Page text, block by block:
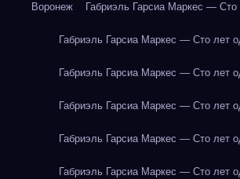
Воронеж Габриэль Гарсиа Маркес — Сто
Габриэль Гарсиа Маркес — Сто лет
Габриэль Гарсиа Маркес — Сто лет
Габриэль Гарсиа Маркес — Сто лет
Габриэль Гарсиа Маркес — Сто лет
Габриэль Гарсиа Маркес — Сто лет